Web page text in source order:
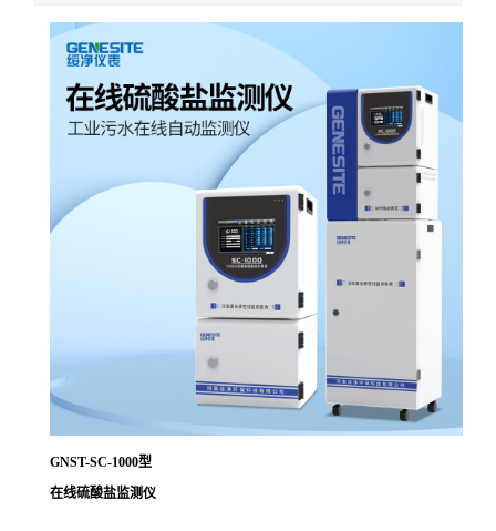
GNST-SC-1000型
在线硫酸盐监测仪